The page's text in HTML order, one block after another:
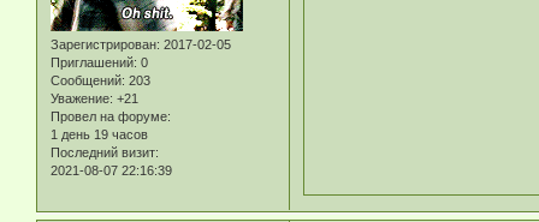
Зарегистрирован: 2017-02-05
Приглашений: 0
Сообщений: 203
Уважение: +21
Провел на форуме:
1 день 19 часов
Последний визит:
2021-08-07 22:16:39